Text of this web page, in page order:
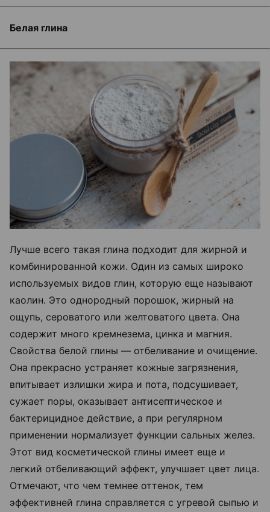
Белая глина
Лучше всего такая глина подходит для жирной и
комбинированной кожи. Один из самых широко
используемых видов глин, которую еще называют
каолин. Это однородный порошок, жирный на
ощупь, сероватого или желтоватого цвета. Она
содержит много кремнезема, цинка и магния.
Свойства белой глины — отбеливание и очищение.
Она прекрасно устраняет кожные загрязнения,
впитывает излишки жира и пота, подсушивает,
сужает поры, оказывает антисептическое и
бактерицидное действие, а при регулярном
применении нормализует функции сальных желез.
Этот вид косметической глины имеет еще и
легкий отбеливающий эффект, улучшает цвет лица.
Отмечают, что чем темнее оттенок, тем
эффективней глина справляется с угревой сыпью и